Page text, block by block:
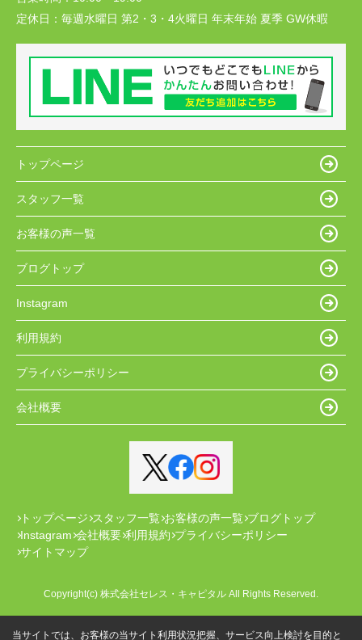
定休日： 毎週水曜日 第2・3・4火曜日 年末年始 夏季 GW休暇
トップページ
スタッフ一覧
お客様の声一覧
ブログトップ
Instagram
利用規約
プライバシーポリシー
会社概要
トップページ スタッフ一覧 お客様の声一覧 ブログトップ
Instagram 会社概要 利用規約 プライバシーポリシー
サイトマップ
Copyright(c) 株式会社セレス・キャピタル All Rights Reserved.
当サイトでは、お客様の当サイト利用状況把握、サービス向上検討を目的と